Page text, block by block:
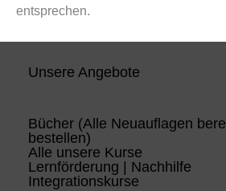
entsprechen.
Unsere Angebote
Bücher (Alle Neuauflagen
bestellen)
Alle unsere Kurse
Lernförderung | Nachhilfe
Integrationskurse